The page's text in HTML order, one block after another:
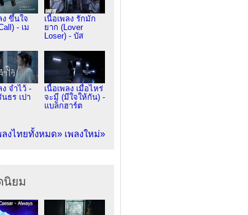
ง ขึ้นใจ
- เม
เนื้อเพลง รักมัก
ยาก (Lover
Loser) - บัส
ง จำไว้ -
ธร เปา
เนื้อเพลง เมื่อไหร่
จะมี (มีใจให้กัน) -
แบล็กฮาร์ต
ลงไทยทั้งหมด» เพลงใหม่»
นิยม